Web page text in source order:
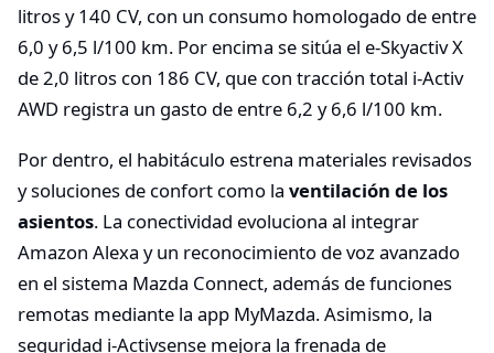
litros y 140 CV, con un consumo homologado de entre
6,0 y 6,5 l/100 km. Por encima se sitúa el e-Skyactiv X
de 2,0 litros con 186 CV, que con tracción total i-Activ
AWD registra un gasto de entre 6,2 y 6,6 l/100 km.
Por dentro, el habitáculo estrena materiales revisados
y soluciones de confort como la ventilación de los
asientos. La conectividad evoluciona al integrar
Amazon Alexa y un reconocimiento de voz avanzado
en el sistema Mazda Connect, además de funciones
remotas mediante la app MyMazda. Asimismo, la
seguridad i-Activsense mejora la frenada de